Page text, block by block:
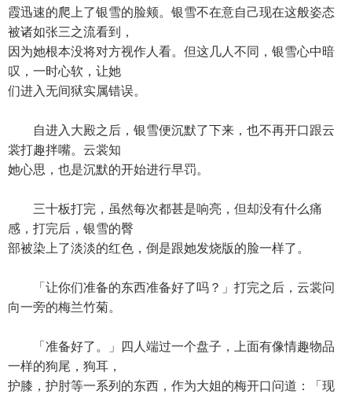
霞迅速的爬上了银雪的脸颊。银雪不在意自己现在这般姿态
被诸如张三之流看到，
因为她根本没将对方视作人看。但这几人不同，银雪心中暗
叹，一时心软，让她
们进入无间狱实属错误。
自进入大殿之后，银雪便沉默了下来，也不再开口跟云
裳打趣拌嘴。云裳知
她心思，也是沉默的开始进行早罚。
三十板打完，虽然每次都甚是响亮，但却没有什么痛
感，打完后，银雪的臀
部被染上了淡淡的红色，倒是跟她发烧版的脸一样了。
「让你们准备的东西准备好了吗？」打完之后，云裳问
向一旁的梅兰竹菊。
「准备好了。」四人端过一个盘子，上面有像情趣物品
一样的狗尾，狗耳，
护膝，护肘等一系列的东西，作为大姐的梅开口问道：「现